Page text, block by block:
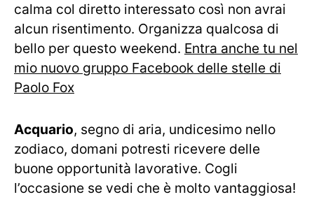
calma col diretto interessato così non avrai
alcun risentimento. Organizza qualcosa di
bello per questo weekend. Entra anche tu nel
mio nuovo gruppo Facebook delle stelle di
Paolo Fox
Acquario, segno di aria, undicesimo nello
zodiaco, domani potresti ricevere delle
buone opportunità lavorative. Cogli
l’occasione se vedi che è molto vantaggiosa!